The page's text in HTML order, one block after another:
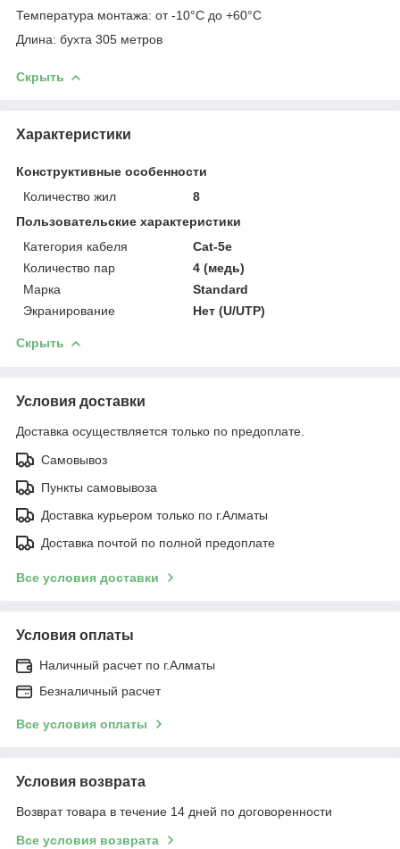
Температура монтажа: от -10°C до +60°C
Длина: бухта 305 метров
Скрыть
Характеристики
Конструктивные особенности
Количество жил
8
Пользовательские характеристики
Категория кабеля
Cat-5e
Количество пар
4 (медь)
Марка
Standard
Экранирование
Нет (U/UTP)
Скрыть
Условия доставки
Доставка осуществляется только по предоплате.
Самовывоз
Пункты самовывоза
Доставка курьером только по г.Алматы
Доставка почтой по полной предоплате
Все условия доставки
Условия оплаты
Наличный расчет по г.Алматы
Безналичный расчет
Все условия оплаты
Условия возврата
Возврат товара в течение 14 дней по договоренности
Все условия возврата